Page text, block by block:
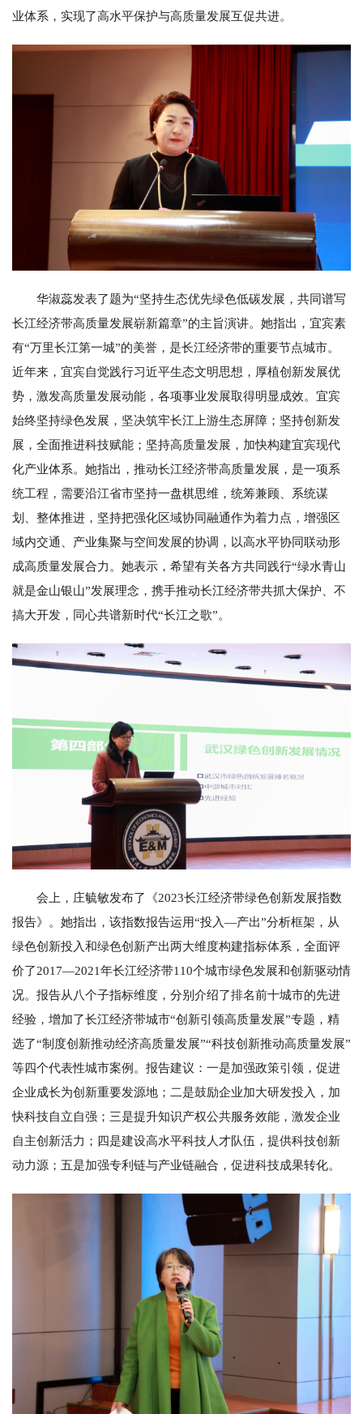
业体系，实现了高水平保护与高质量发展互促共进。
华淑蕊发表了题为“坚持生态优先绿色低碳发展，共同谱写
长江经济带高质量发展崭新篇章”的主旨演讲。她指出，宜宾素
有“万里长江第一城”的美誉，是长江经济带的重要节点城市。
近年来，宜宾自觉践行习近平生态文明思想，厚植创新发展优
势，激发高质量发展动能，各项事业发展取得明显成效。宜宾
始终坚持绿色发展，坚决筑牢长江上游生态屏障；坚持创新发
展，全面推进科技赋能；坚持高质量发展，加快构建宜宾现代
化产业体系。她指出，推动长江经济带高质量发展，是一项系
统工程，需要沿江省市坚持一盘棋思维，统筹兼顾、系统谋
划、整体推进，坚持把强化区域协同融通作为着力点，增强区
域内交通、产业集聚与空间发展的协调，以高水平协同联动形
成高质量发展合力。她表示，希望有关各方共同践行“绿水青山
就是金山银山”发展理念，携手推动长江经济带共抓大保护、不
搞大开发，同心共谱新时代“长江之歌”。
会上，庄毓敏发布了《2023长江经济带绿色创新发展指数
报告》。她指出，该指数报告运用“投入—产出”分析框架，从
绿色创新投入和绿色创新产出两大维度构建指标体系，全面评
价了2017—2021年长江经济带110个城市绿色发展和创新驱动情
况。报告从八个子指标维度，分别介绍了排名前十城市的先进
经验，增加了长江经济带城市“创新引领高质量发展”专题，精
选了“制度创新推动经济高质量发展”“科技创新推动高质量发展”
等四个代表性城市案例。报告建议：一是加强政策引领，促进
企业成长为创新重要发源地；二是鼓励企业加大研发投入，加
快科技自立自强；三是提升知识产权公共服务效能，激发企业
自主创新活力；四是建设高水平科技人才队伍，提供科技创新
动力源；五是加强专利链与产业链融合，促进科技成果转化。